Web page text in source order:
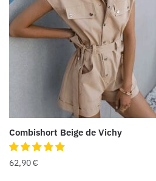
Combishort Beige de Vichy
62,90€